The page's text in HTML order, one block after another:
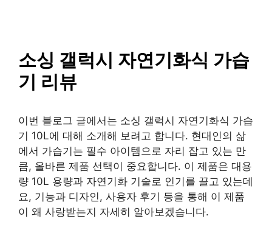
소싱 갤럭시 자연기화식 가습
기 리뷰
이번 블로그 글에서는 소싱 갤럭시 자연기화식 가습
기 10L에 대해 소개해 보려고 합니다. 현대인의 삶
에서 가습기는 필수 아이템으로 자리 잡고 있는 만
큼, 올바른 제품 선택이 중요합니다. 이 제품은 대용
량 10L 용량과 자연기화 기술로 인기를 끌고 있는데
요, 기능과 디자인, 사용자 후기 등을 통해 이 제품
이 왜 사랑받는지 자세히 알아보겠습니다.